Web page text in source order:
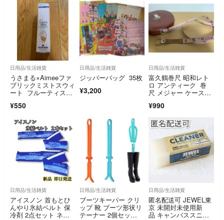
日用品/生活雑貨
うさまる×Aimeeファ
ブリックミストスウィ
ート フルーティスウ
¥550
日用品/生活雑貨
ジッパーバッグ 35枚
¥3,200
日用品/生活雑貨
富久鶴巻尺 昭和レト
ロ アンティーク 巻
尺 メジャー ケース付
¥990
日用品/生活雑貨
アイスノン 首もとひ
んやり氷結ベルト 保
冷剤 2点セット ネッ
日用品/生活雑貨
ブーツキーパー クリ
ップ 靴 ブーツ形状リ
テーナー 2個セッ
日用品/生活雑貨
匿名配送可 JEWEL東
京 未開封未使用新
品 キャンバススニー